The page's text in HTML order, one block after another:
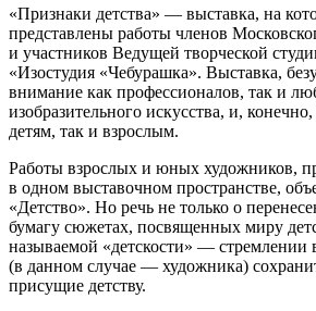
«Признаки детства» — выставка, на
представлены работы членов
и участников Ведущей творческой
«Изостудия «Чебурашка». Выставка,
внимание как профессионалов, так и
изобразительного искусства, и,
детям, так и взрослым.
Работы взрослых и юных художников,
в одном выставочном пространстве,
«Детство». Но речь не только о
бумагу сюжетах, посвященных миру
называемой «детскости» — стремлении
(в данном случае — художника)
присущие детству.